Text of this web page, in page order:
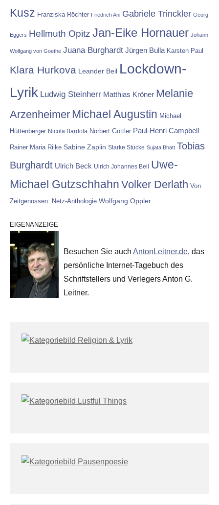
Kusz Franziska Röchter Friedrich Ani Gabriele Trinckler Georg
Eggers Hellmuth Opitz Jan-Eike Hornauer Johann
Wolfgang von Goethe Juana Burghardt Jürgen Bulla Karsten Paul
Klara Hurkova Leander Beil Lockdown-
Lyrik Ludwig Steinherr Matthias Kröner Melanie
Arzenheimer Michael Augustin Michael
Hüttenberger Nicola Bardola Norbert Göttler Paul-Henri Campbell
Rainer Maria Rilke Sabine Zaplin Starke Stücke Sujata Bhatt Tobias
Burghardt Ulrich Beck Ulrich Johannes Beil
Uwe-
Michael Gutzschhahn Volker Derlath Von
Zeitgenossen: Netz-Anthologie Wolfgang Oppler
EIGENANZEIGE
Besuchen Sie auch AntonLeitner.de, das
persönliche Internet-Tagebuch des
Schriftstellers und Verlegers Anton G.
Leitner.